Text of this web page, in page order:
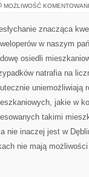
MOŻLIWOŚĆ
znacząca
w naszym
osiedli
natrafia na
uniemożliwiają
jakie w
takimi
nie inaczej jest w
nie mają